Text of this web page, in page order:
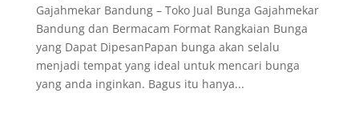
Gajahmekar Bandung – Toko Jual Bunga Gajahmekar
Bandung dan Bermacam Format Rangkaian Bunga
yang Dapat DipesanPapan bunga akan selalu
menjadi tempat yang ideal untuk mencari bunga
yang anda inginkan. Bagus itu hanya...